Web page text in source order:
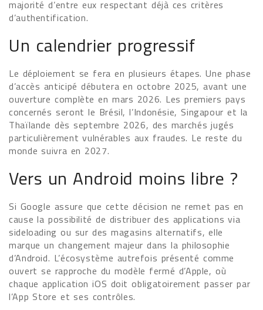
majorité d’entre eux respectant déjà ces critères
d’authentification.
Un calendrier progressif
Le déploiement se fera en plusieurs étapes. Une phase
d’accès anticipé débutera en octobre 2025, avant une
ouverture complète en mars 2026. Les premiers pays
concernés seront le Brésil, l’Indonésie, Singapour et la
Thaïlande dès septembre 2026, des marchés jugés
particulièrement vulnérables aux fraudes. Le reste du
monde suivra en 2027.
Vers un Android moins libre ?
Si Google assure que cette décision ne remet pas en
cause la possibilité de distribuer des applications via
sideloading ou sur des magasins alternatifs, elle
marque un changement majeur dans la philosophie
d’Android. L’écosystème autrefois présenté comme
ouvert se rapproche du modèle fermé d’Apple, où
chaque application iOS doit obligatoirement passer par
l’App Store et ses contrôles.